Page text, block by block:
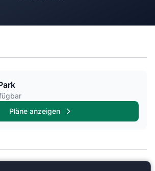
Pläne anzeigen